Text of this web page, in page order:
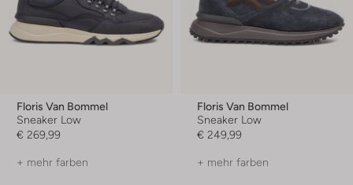
Floris Van Bommel
Sneaker Low
€ 269,99
+ mehr farben
Floris Van Bommel
Sneaker Low
€ 249,99
+ mehr farben